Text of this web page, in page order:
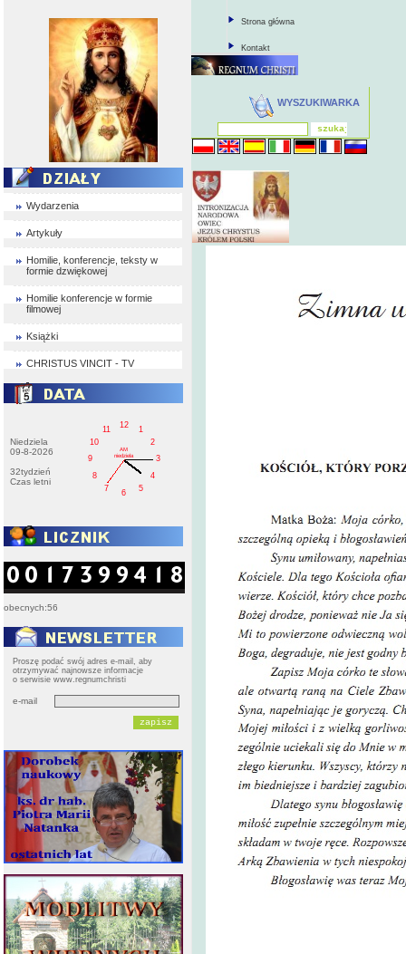
Wydarzenia
Artykuły
Homilie, konferencje, teksty w
formie dzwiękowej
Homilie konferencje w formie
filmowej
Książki
CHRISTUS VINCIT - TV
Niedziela
09-8-2026
32tydzień
Czas letni
1
2
3
4
5
6
7
8
9
10
11
12
AM
niedziela
obecnych:56
Proszę podać swój adres e-mail, aby
otrzymywać najnowsze informacje
o serwisie www.regnumchristi
e-mail
Strona główna
Kontakt
WYSZUKIWARKA